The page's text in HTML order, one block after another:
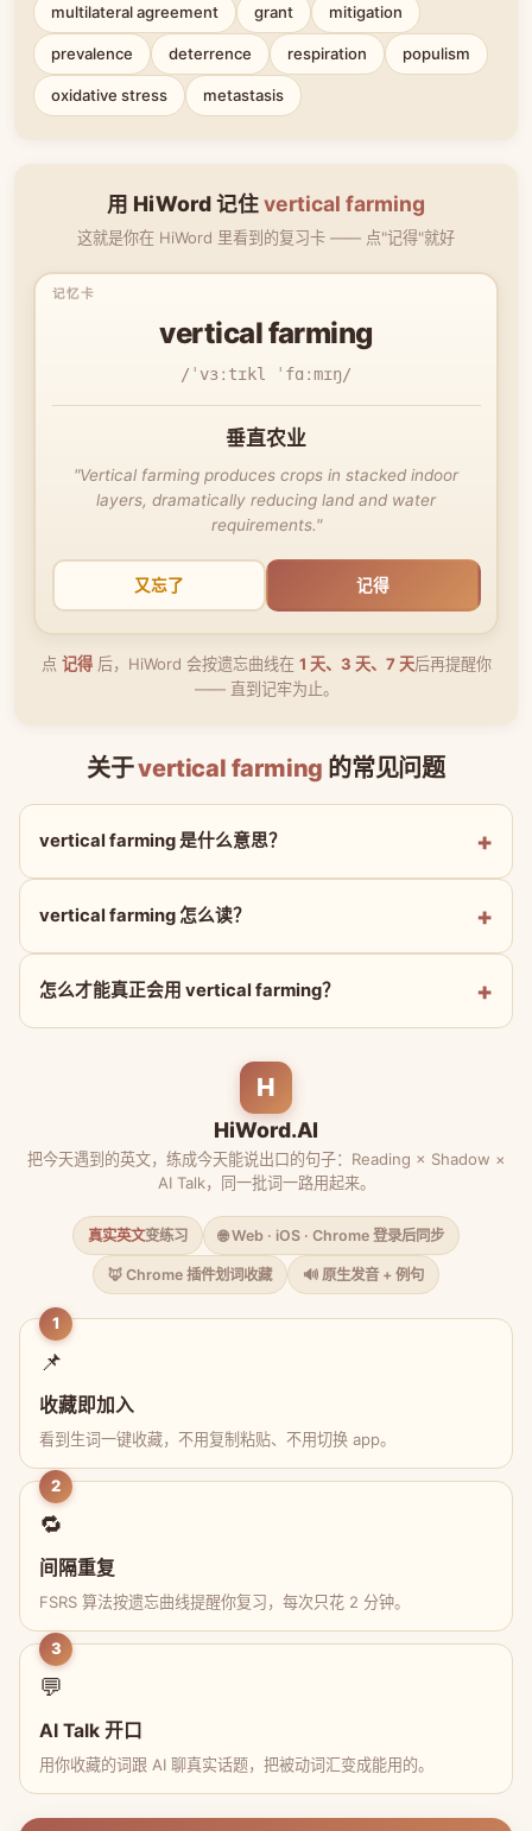
multilateral agreement grant mitigation
prevalence deterrence respiration populism
oxidative stress metastasis
用 HiWord 记住vertical farming
这就是你在 HiWord 里看到的复习卡 —— 点"记得"就好
vertical farming
/ˈvɜːtɪkl ˈfɑːmɪŋ/
垂直农业
"Vertical farming produces crops in stacked indoor
layers, dramatically reducing land and water
requirements."
又忘了 记得
点 记得后，HiWord 会按遗忘曲线在 1 天、3 天、7 天后再提醒你
—— 直到记牢为止。
关于vertical farming 的常见问题
vertical farming 是什么意思？
vertical farming 怎么读？
怎么才能真正会用 vertical farming？
H
HiWord.AI
把今天遇到的英文，练成今天能说出口的句子：Reading × Shadow ×
AI Talk，同一批词一路用起来。
真实英文变练习 🌐 Web · iOS · Chrome 登录后同步
🦊 Chrome 插件划词收藏 🔊 原生发音 + 例句
1
📌
收藏即加入
看到生词一键收藏，不用复制粘贴、不用切换 app。
2
🔁
间隔重复
FSRS 算法按遗忘曲线提醒你复习，每次只花 2 分钟。
3
💬
AI Talk 开口
用你收藏的词跟 AI 聊真实话题，把被动词汇变成能用的。